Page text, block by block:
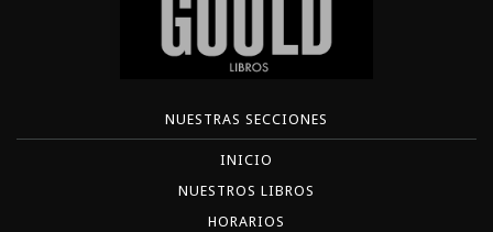
NUESTRAS SECCIONES
INICIO
NUESTROS LIBROS
HORARIOS